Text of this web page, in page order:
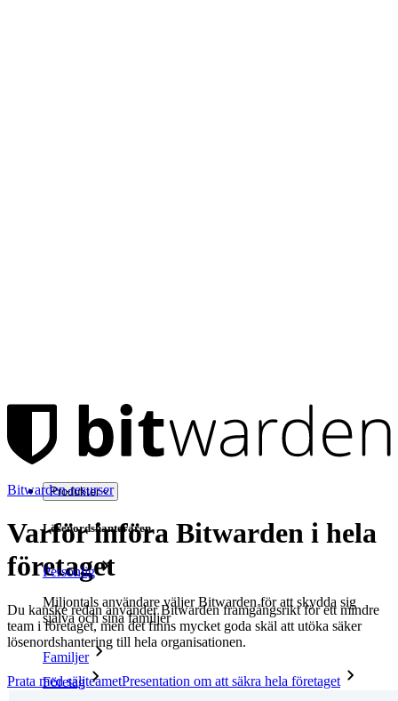
Produkter
Lösenordshanteraren
Personlig
Miljontals användare väljer Bitwarden för att skydda sig
själva och sina familjer
Familjer
Företag
Bitwarden-resurser
Varför införa Bitwarden i hela
företaget
Du kanske redan använder Bitwarden framgångsrikt för ett mindre
team i företaget, men det finns mycket goda skäl att utöka säker
lösenordshantering till hela organisationen.
Prata med säljteametPresentation om att säkra hela företaget